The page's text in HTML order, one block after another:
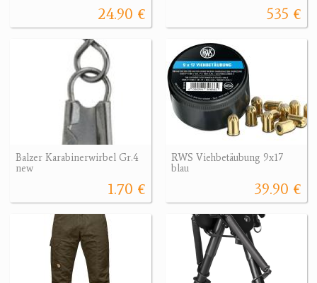
24.90 € 535 €
Balzer Karabinerwirbel Gr.4
new
1.70 €
RWS Viehbetäubung 9x17
blau
39.90 €